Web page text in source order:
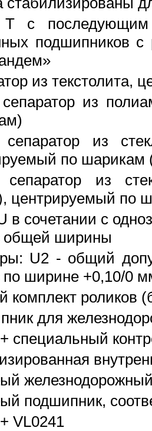
T с
подшипников
из текстолита,
из
из
по шарикам
из
центрируемый по
в сочетании с
общей ширины
U2 - общий
по ширине +0,10/0
комплект роликов
для
специальный
подшипник,
VL0241